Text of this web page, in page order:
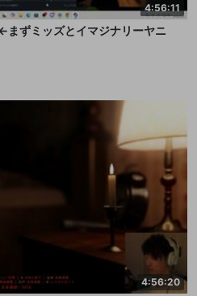
4:56:11
ずミッズとイマジナリーヤニ
4:56:20